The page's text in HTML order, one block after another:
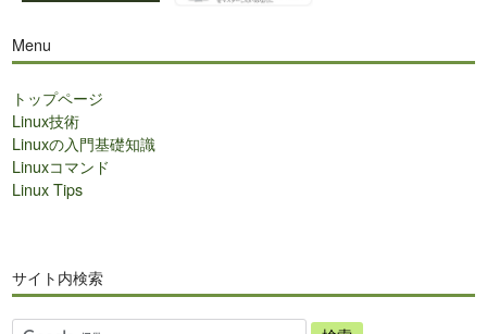
Menu
トップページ
Linux技術
Linuxの入門基礎知識
Linuxコマンド
Linux Tips
サイト内検索
サ